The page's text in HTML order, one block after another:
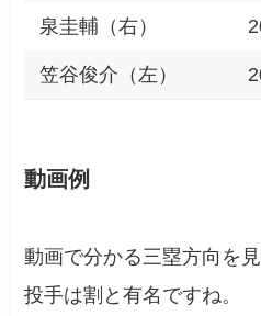
泉圭輔（右）
笠谷俊介（左）
動画例
動画で分かる三塁方向を
投手は割と有名ですね。